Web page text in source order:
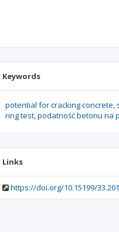
Keywords
potential for cracking concrete
ring test podatność betonu na
Links
https://doi.org/10.15199/